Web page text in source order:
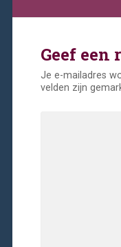
Geef een
Je e-mailadres
velden zijn